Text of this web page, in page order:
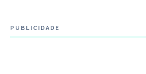
PUBLICIDADE